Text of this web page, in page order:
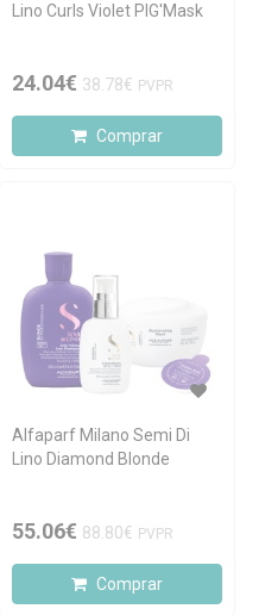
Lino Curls Violet PIG'Mask
24.04€ 38.78€ PVPR
Comprar
Alfaparf Milano Semi Di
Lino Diamond Blonde
55.06€ 88.80€ PVPR
Comprar